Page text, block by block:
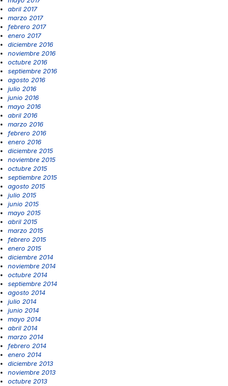
abril 2017
marzo 2017
febrero 2017
enero 2017
diciembre 2016
noviembre 2016
octubre 2016
septiembre 2016
agosto 2016
julio 2016
junio 2016
mayo 2016
abril 2016
marzo 2016
febrero 2016
enero 2016
diciembre 2015
noviembre 2015
octubre 2015
septiembre 2015
agosto 2015
julio 2015
junio 2015
mayo 2015
abril 2015
marzo 2015
febrero 2015
enero 2015
diciembre 2014
noviembre 2014
octubre 2014
septiembre 2014
agosto 2014
julio 2014
junio 2014
mayo 2014
abril 2014
marzo 2014
febrero 2014
enero 2014
diciembre 2013
noviembre 2013
octubre 2013